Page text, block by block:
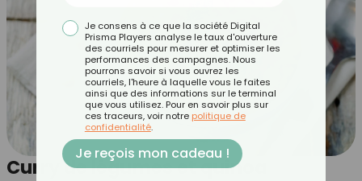
Curry de légumes et quinoa
Je consens à ce que la société Digital
Prisma Players analyse le taux d'ouverture
des courriels pour mesurer et optimiser les
performances des campagnes. Nous
pourrons savoir si vous ouvrez les
courriels, l'heure à laquelle vous le faites
ainsi que des informations sur le terminal
que vous utilisez. Pour en savoir plus sur
ces traceurs, voir notre politique de
confidentialité.
Je reçois mon cadeau !